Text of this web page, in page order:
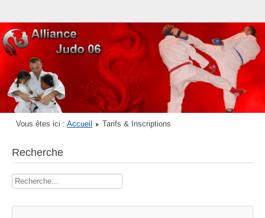
Vous êtes ici : Accueil Tarifs & Inscriptions
Recherche
Rechercher